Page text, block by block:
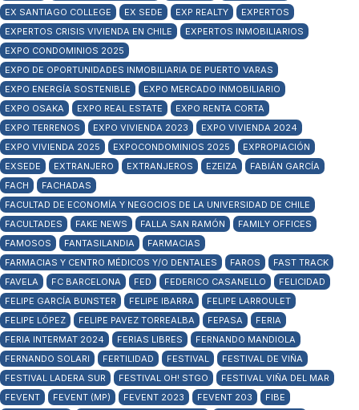
EX SANTIAGO COLLEGE
EX SEDE EXP REALTY
EXPERTOS
EXPERTOS CRISIS VIVIENDA EN CHILE
EXPERTOS INMOBILIARIOS
EXPO CONDOMINIOS 2025
EXPO DE OPORTUNIDADES INMOBILIARIA DE PUERTO VARAS
EXPO ENERGÍA SOSTENIBLE
EXPO MERCADO INMOBILIARIO
EXPO OSAKA
EXPO REAL ESTATE
EXPO RENTA CORTA
EXPO TERRENOS
EXPO VIVIENDA 2023
EXPO VIVIENDA 2024
EXPO VIVIENDA 2025
EXPOCONDOMINIOS 2025
EXPROPIACIÓN
EXSEDE
EXTRANJERO EXTRANJEROS EZEIZA
FABIÁN GARCÍA
FACH
FACHADAS
FACULTAD DE ECONOMÍA Y NEGOCIOS DE LA UNIVERSIDAD DE CHILE
FACULTADES
FAKE NEWS FALLA SAN RAMÓN
FAMILY OFFICES
FAMOSOS
FANTASILANDIA
FARMACIAS
FARMACIAS Y CENTRO MÉDICOS Y/O DENTALES
FAROS
FAST TRACK
FAVELA
FC BARCELONA FED FEDERICO CASANELLO
FELICIDAD
FELIPE GARCÍA BUNSTER
FELIPE IBARRA
FELIPE LARROULET
FELIPE LÓPEZ
FELIPE PAVEZ TORREALBA FEPASA
FERIA
FERIA INTERMAT 2024
FERIAS LIBRES
FERNANDO MANDIOLA
FERNANDO SOLARI
FERTILIDAD FESTIVAL
FESTIVAL DE VIÑA
FESTIVAL LADERA SUR
FESTIVAL OH! STGO
FESTIVAL VIÑA DEL MAR
FEVENT
FEVENT (MP) FEVENT 2023 FEVENT 203
FIBE